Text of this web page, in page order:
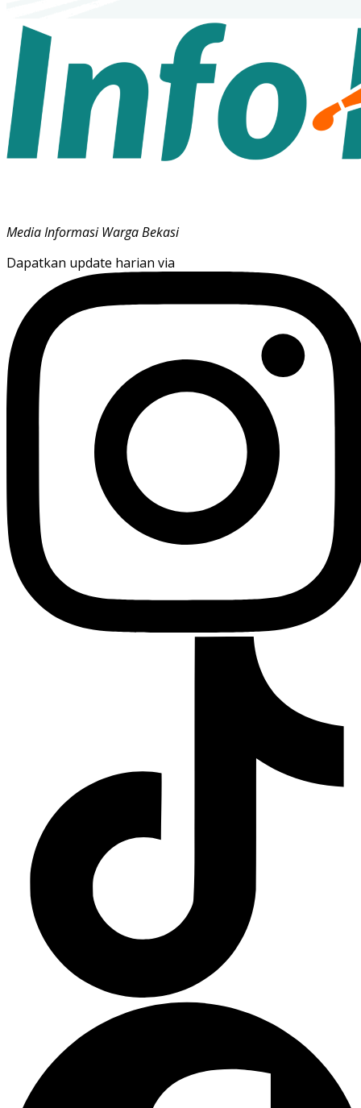
Media Informasi Warga Bekasi
Dapatkan update harian via